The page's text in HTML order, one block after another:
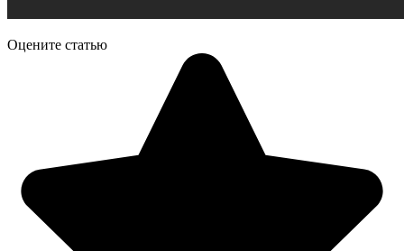
Оцените статью